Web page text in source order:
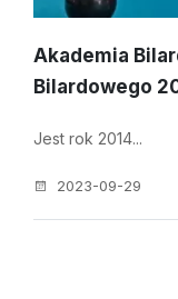
Akademia
Bilardowego
Jest rok 2014...
2023-09-29